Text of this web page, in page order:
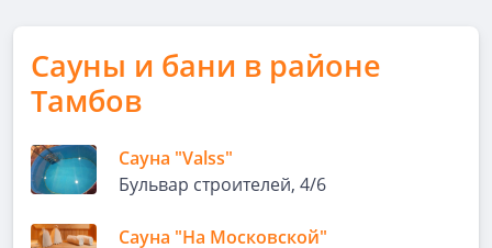
Сауны и бани в районе
Тамбов
Сауна "Valss"
Бульвар строителей, 4/6
Сауна "На Московской"